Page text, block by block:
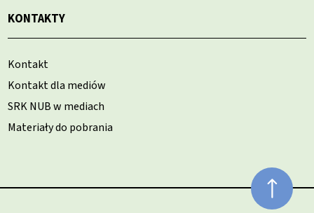
KONTAKTY
Kontakt
Kontakt dla mediów
SRK NUB w mediach
Materiały do pobrania